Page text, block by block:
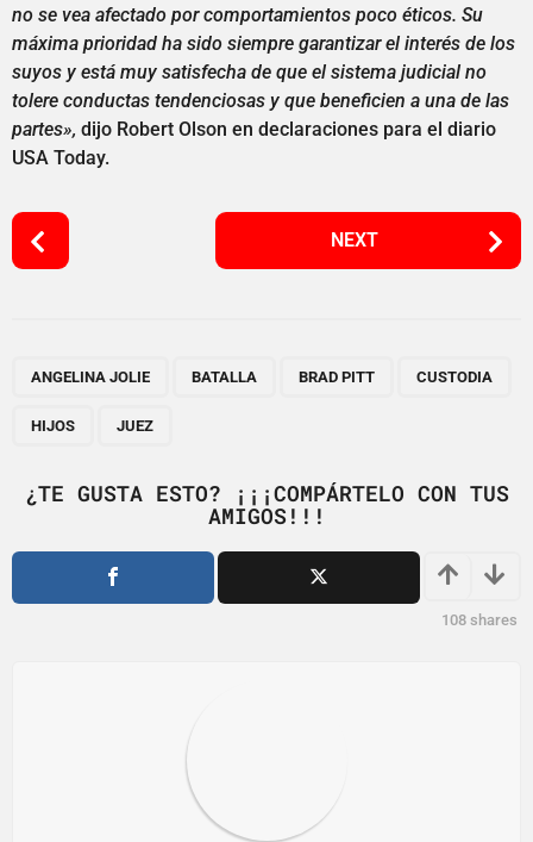
no se vea afectado por comportamientos poco éticos. Su
máxima prioridad ha sido siempre garantizar el interés de los
suyos y está muy satisfecha de que el sistema judicial no
tolere conductas tendenciosas y que beneficien a una de las
partes», dijo Robert Olson en declaraciones para el diario
USA Today.
P
o
i
o
NEXT
ANGELINA JOLIE BATALLA BRAD PITT CUSTODIA
HIJOS JUEZ
¿TE GUSTA ESTO? ¡¡¡COMPÁRTELO CON TUS
AMIGOS!!!
108 shares